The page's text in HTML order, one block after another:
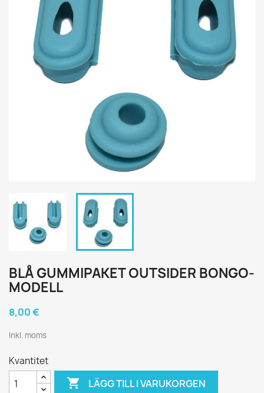
BLÅ GUMMIPAKET OUTSIDER BONGO-
MODELL
8,00 €
Inkl. moms
Kvantitet
 LÄGG TILL I VARUKORGEN